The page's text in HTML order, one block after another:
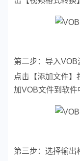
第二步：导入VOB
点击【添加文件】
加VOB文件到软件
第三步：选择输出